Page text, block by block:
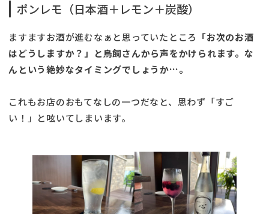
ポンレモ（日本酒＋レモン＋炭酸）
ますますお酒が進むなぁと思っていたところ 「お次のお酒
はどうしますか？」と鳥飼さんから声をかけられます。な
んという絶妙なタイミングでしょうか…。
これもお店のおもてなしの一つだなと、思わず「すご
い！」と呟いてしまいます。